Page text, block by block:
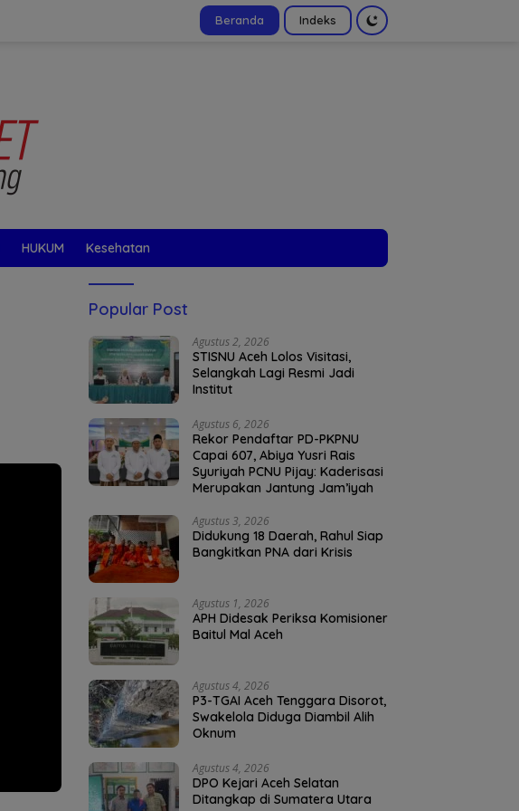
Beranda Indeks
HUKUM Kesehatan
Popular Post
Agustus 2, 2026
STISNU Aceh Lolos Visitasi,
Selangkah Lagi Resmi Jadi
Institut
Agustus 6, 2026
Rekor Pendaftar PD-PKPNU
Capai 607, Abiya Yusri Rais
Syuriyah PCNU Pijay: Kaderisasi
Merupakan Jantung Jam’iyah
Agustus 3, 2026
Didukung 18 Daerah, Rahul Siap
Bangkitkan PNA dari Krisis
Agustus 1, 2026
APH Didesak Periksa Komisioner
Baitul Mal Aceh
Agustus 4, 2026
P3-TGAI Aceh Tenggara Disorot,
Swakelola Diduga Diambil Alih
Oknum
Agustus 4, 2026
DPO Kejari Aceh Selatan
Ditangkap di Sumatera Utara